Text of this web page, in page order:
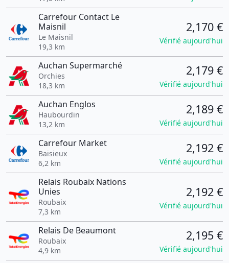
Carrefour Contact Le
Maisnil
Le Maisnil
19,3 km
2,170 €
Vérifié aujourd'hui
Auchan Supermarché
Orchies
18,3 km
2,179 €
Vérifié aujourd'hui
Auchan Englos
Haubourdin
13,2 km
2,189 €
Vérifié aujourd'hui
Carrefour Market
Baisieux
6,2 km
2,192 €
Vérifié aujourd'hui
Relais Roubaix Nations
Unies
Roubaix
7,3 km
2,192 €
Vérifié aujourd'hui
Relais De Beaumont
Roubaix
4,9 km
2,195 €
Vérifié aujourd'hui